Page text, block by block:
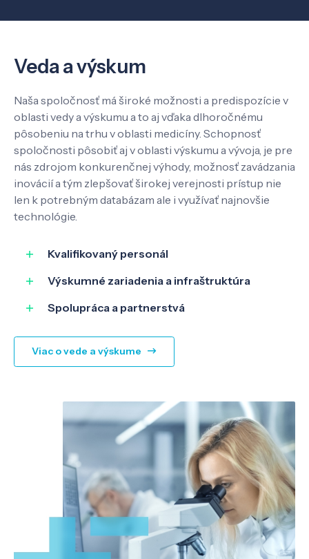
Veda a výskum
Pôsobenie
Know-how
O nás
SK EN
Veda a výskum
Naša spoločnosť má široké možnosti a predispozície v
oblasti vedy a výskumu a to aj vďaka dlhoročnému
pôsobeniu na trhu v oblasti medicíny. Schopnosť
spoločnosti pôsobiť aj v oblasti výskumu a vývoja, je pre
nás zdrojom konkurenčnej výhody, možnosť zavádzania
inovácií a tým zlepšovať širokej verejnosti prístup nie
len k potrebným databázam ale i využívať najnovšie
technológie.
Kvalifikovaný personál
Výskumné zariadenia a infraštruktúra
Spolupráca a partnerstvá
Viac o vede a výskume